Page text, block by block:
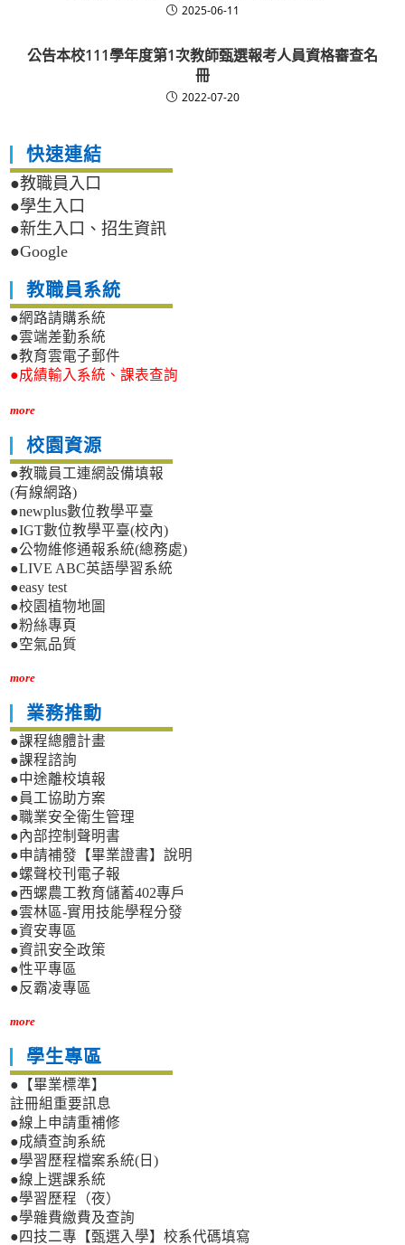
2025-06-11
公告本校111學年度第1次教師甄選報考人員資格審查名
冊
2022-07-20
快速連結
●教職員入口
●學生入口
●新生入口、招生資訊
●Google
教職員系統
●網路請購系統
●雲端差勤系統
●教育雲電子郵件
●成績輸入系統、課表查詢
more
校園資源
●教職員工連網設備填報
(有線網路)
●newplus數位教學平臺
●IGT數位教學平臺(校內)
●公物維修通報系統(總務處)
●LIVE ABC英語學習系統
●easy test
●校園植物地圖
●粉絲專頁
●空氣品質
more
業務推動
●課程總體計畫
●課程諮詢
●中途離校填報
●員工協助方案
●職業安全衛生管理
●內部控制聲明書
●申請補發【畢業證書】說明
●螺聲校刊電子報
●西螺農工教育儲蓄402專戶
●雲林區-實用技能學程分發
●資安專區
●資訊安全政策
●性平專區
●反霸凌專區
more
學生專區
●【畢業標準】
註冊組重要訊息
●線上申請重補修
●成績查詢系統
●學習歷程檔案系統(日)
●線上選課系統
●學習歷程（夜）
●學雜費繳費及查詢
●四技二專【甄選入學】校系代碼填寫